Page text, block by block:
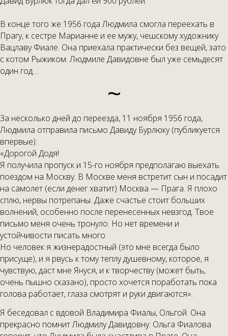
В конце того же 1956 года Людмила смогла переехать в
Прагу, к сестре Марианне и ее мужу, чешскому художнику
Вацлаву Фиале. Она приехала практически без вещей, зато
с котом Рыжиком. Людмиле Давидовне был уже семьдесят
один год…
~
За несколько дней до переезда, 11 ноября 1956 года,
Людмила отправила письмо Давиду Бурлюку (публикуется
впервые):
«Дорогой Додя!
Я получила пропуск и 15-го ноября предполагаю выехать
поездом на Москву. В Москве меня встретит сын и посадит
на самолет (если денег хватит) Москва — Прага. Я плохо
сплю, нервы потрепаны. Даже счастье стоит больших
волнений, особенно после перенесенных невзгод. Твое
письмо меня очень тронуло. Но нет времени и
устойчивости писать много.
Но человек я жизнерадостный (это мне всегда было
присуще), и я рвусь к тому теплу душевному, которое, я
чувствую, даст мне Януся, и к творчеству (может быть,
очень пышно сказано), просто хочется поработать пока
голова работает, глаза смотрят и руки двигаются».
Я беседовал с вдовой Владимира Фиалы, Ольгой. Она
прекрасно помнит Людмилу Давидовну. Ольга Фиалова